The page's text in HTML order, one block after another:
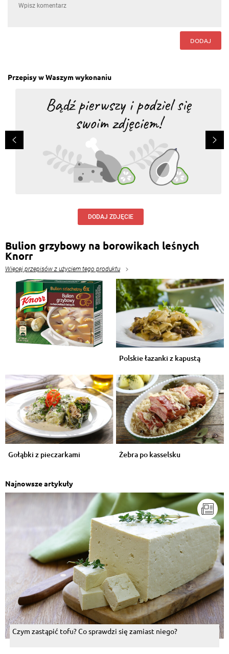
DODAJ
Przepisy w Waszym wykonaniu
DODAJ ZDJĘCIE
Bulion grzybowy na borowikach leśnych
Knorr
Więcej przepisów z użyciem tego produktu
Polskie łazanki z kapustą
Gołąbki z pieczarkami Żebra po kasselsku
Najnowsze artykuły
Czym zastąpić tofu? Co sprawdzi się zamiast niego?